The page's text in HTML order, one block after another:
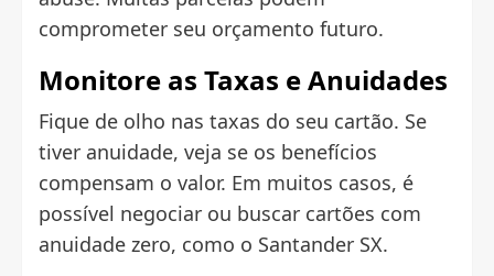
comprometer seu orçamento futuro.
Monitore as Taxas e Anuidades
Fique de olho nas taxas do seu cartão. Se
tiver anuidade, veja se os benefícios
compensam o valor. Em muitos casos, é
possível negociar ou buscar cartões com
anuidade zero, como o Santander SX.